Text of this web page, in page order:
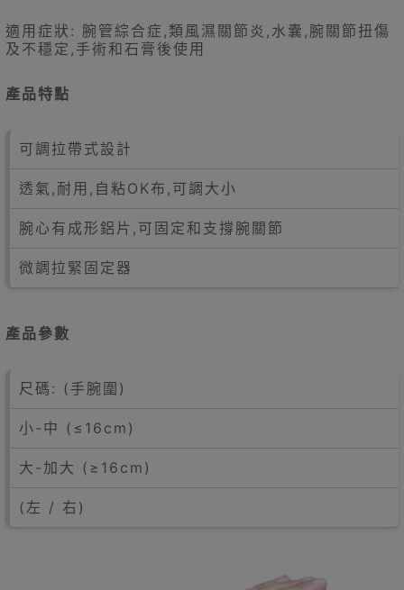
適用症狀: 腕管綜合症,類風濕關節炎,水囊,腕關節扭傷
及不穩定,手術和石膏後使用
產品特點
可調拉帶式設計
透氣,耐用,自粘OK布,可調大小
腕心有成形鋁片,可固定和支撐腕關節
微調拉緊固定器
產品參數
尺碼: (手腕圍)
小-中 (≤16cm)
大-加大 (≥16cm)
(左 / 右)